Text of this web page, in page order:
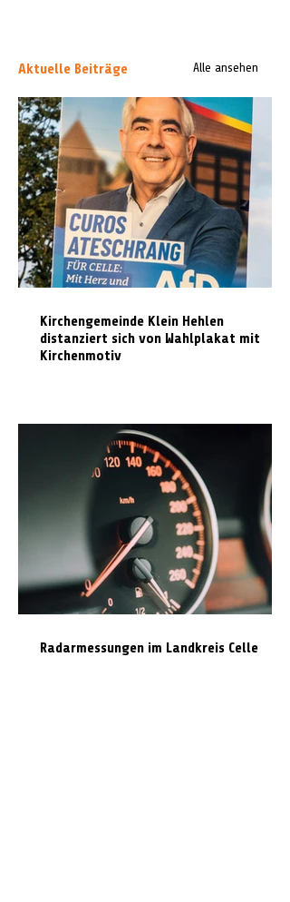
Aktuelle Beiträge Alle ansehen
Kirchengemeinde Klein Hehlen
distanziert sich von Wahlplakat mit
Kirchenmotiv
Radarmessungen im Landkreis Celle